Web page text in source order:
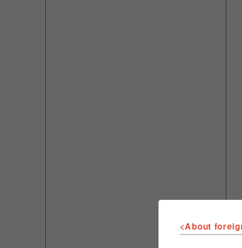
<About